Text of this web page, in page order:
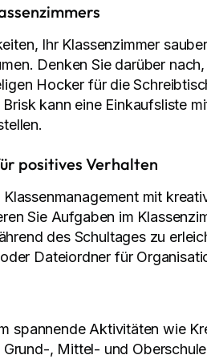
Ihr Klassenzimmer
Denken Sie darüber
Hocker für die
kann eine Einkaufsliste
positives Verhalten
mit
Sie Aufgaben im
des Schultages zu
Dateiordner für
spannende Aktivitäten wie
, Mittel- und